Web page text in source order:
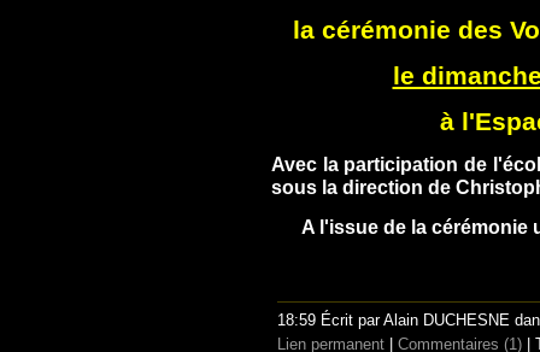
la cérémonie des
le
à
Avec la participation de
sous la direction de
A l'issue de la cérémonie
18:59 Écrit par Alain DUCHESNE
Lien permanent
Commentaires (1) |